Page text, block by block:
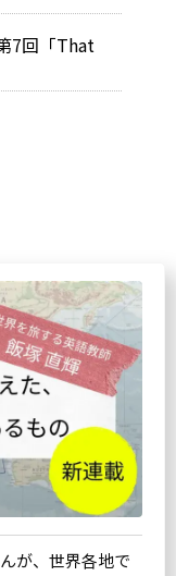
7回「That
が、世界各地で